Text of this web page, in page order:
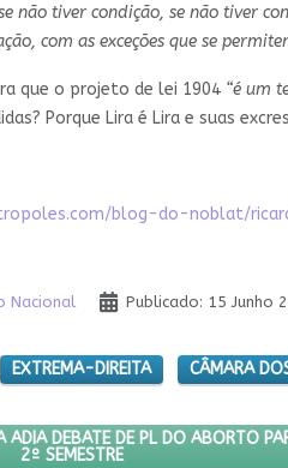
não tiver condição, se não tiver
com as exceções que se
que o projeto de lei 1904 “é um
Porque Lira é Lira e suas
blog-do-noblat/
Nacional Publicado: 15 Junho
EXTREMA-DIREITA CÂMARA
CRÍTICAS, LIRA ADIA DEBATE DE
ADIA DEBATE DE PL DO ABORTO
2º SEMESTRE